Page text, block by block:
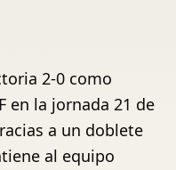
2-0 como
en la jornada 21 de
a un doblete
al equipo